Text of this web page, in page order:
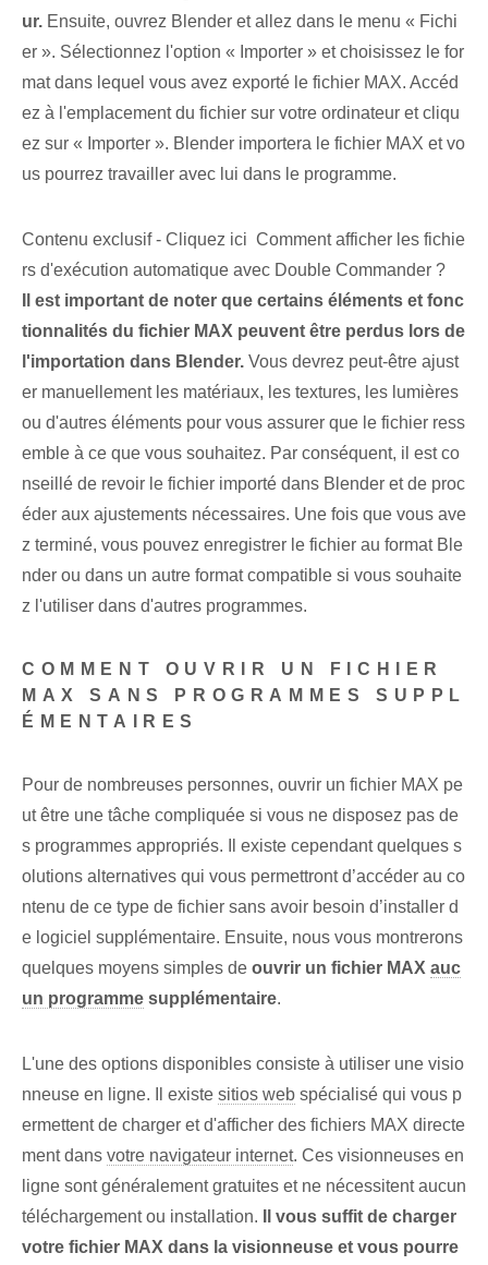
ur. Ensuite, ouvrez Blender et allez dans le menu « Fichi
er ». Sélectionnez l'option « Importer » et choisissez le for
mat dans lequel vous avez exporté le fichier MAX. Accéd
ez à l'emplacement du fichier sur votre ordinateur et cliqu
ez sur « Importer ». Blender importera le fichier MAX et vo
us pourrez travailler avec lui dans le programme.
Contenu exclusif - Cliquez ici Comment afficher les fichie
rs d'exécution automatique avec Double Commander ?
Il est important de noter⁢ que certains éléments⁢ et fonc
tionnalités du fichier MAX peuvent être perdus lors de
l'importation dans Blender. Vous devrez peut-être ajust
er manuellement les matériaux, les textures, les lumières
ou d'autres éléments pour vous assurer que le fichier ress
emble à ce que vous souhaitez. Par conséquent, il est co
nseillé de revoir le fichier importé dans Blender et de proc
éder aux ajustements nécessaires. Une fois que vous ave
z terminé, vous pouvez enregistrer le fichier au format Ble
nder ou dans un autre format compatible si vous souhaite
z l'utiliser dans d'autres programmes.
COMMENT OUVRIR UN FICHIER
MAX SANS PROGRAMMES SUPPL
ÉMENTAIRES
Pour de nombreuses personnes, ouvrir un fichier MAX pe
ut être une tâche compliquée si vous ne disposez pas de
s programmes appropriés. Il existe cependant quelques s
olutions alternatives qui vous permettront d’accéder au co
ntenu de ce type de fichier sans avoir besoin d’installer d
e logiciel supplémentaire. Ensuite, nous vous montrerons
quelques moyens simples de ouvrir un fichier MAX auc
un programme supplémentaire.
L'une des⁤ options disponibles⁤ consiste à utiliser une visio
nneuse en ligne.⁤ Il existe sitios web spécialisé‌ qui⁤ vous p
ermettent‍ de charger et d'afficher des fichiers MAX⁤ directe
ment dans votre navigateur internet. Ces visionneuses en
ligne sont généralement gratuites et ne nécessitent aucun
téléchargement ou installation.
Il vous suffit de charger
votre fichier MAX dans la visionneuse et vous pourre